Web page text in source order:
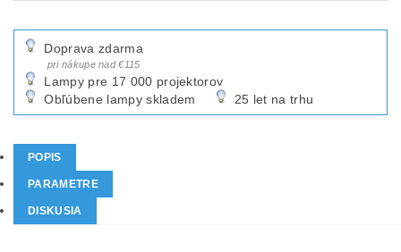
Doprava zdarma
pri nákupe nad €115
Lampy pre 17 000 projektorov
Obľúbene lampy skladem
25 let na trhu
POPIS
PARAMETRE
DISKUSIA